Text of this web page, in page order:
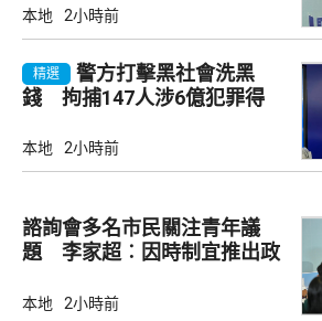
本地 2小時前
精選
警方打擊黑社會洗黑
錢 拘捕147人涉6億犯罪得
本地 2小時前
諮詢會多名市民關注青年議
題 李家超︰因時制宜推出政
本地 2小時前